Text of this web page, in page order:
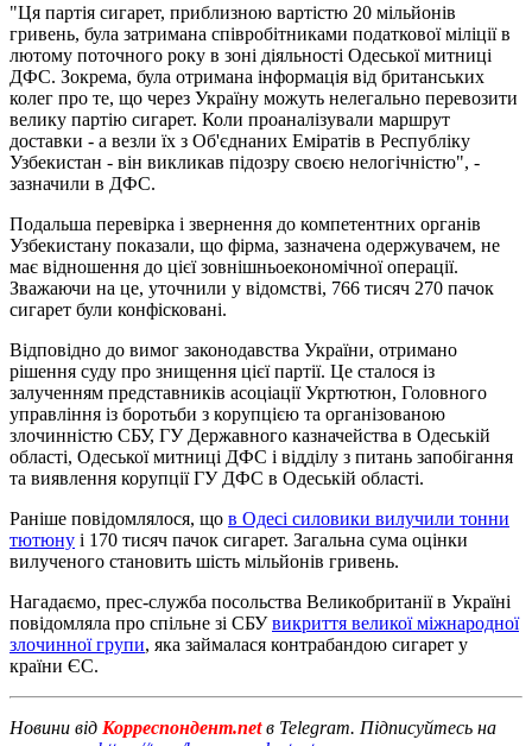
"Ця партія сигарет, приблизною вартістю 20 мільйонів
гривень, була затримана співробітниками податкової міліції в
лютому поточного року в зоні діяльності Одеської митниці
ДФС. Зокрема, була отримана інформація від британських
колег про те, що через Україну можуть нелегально перевозити
велику партію сигарет. Коли проаналізували маршрут
доставки - а везли їх з Об'єднаних Еміратів в Республіку
Узбекистан - він викликав підозру своєю нелогічністю", -
зазначили в ДФС.
Подальша перевірка і звернення до компетентних органів
Узбекистану показали, що фірма, зазначена одержувачем, не
має відношення до цієї зовнішньоекономічної операції.
Зважаючи на це, уточнили у відомстві, 766 тисяч 270 пачок
сигарет були конфісковані.
Відповідно до вимог законодавства України, отримано
рішення суду про знищення цієї партії. Це сталося із
залученням представників асоціації Укртютюн, Головного
управління із боротьби з корупцією та організованою
злочинністю СБУ, ГУ Державного казначейства в Одеській
області, Одеської митниці ДФС і відділу з питань запобігання
та виявлення корупції ГУ ДФС в Одеській області.
Раніше повідомлялося, що в Одесі силовики вилучили тонни
тютюну і 170 тисяч пачок сигарет. Загальна сума оцінки
вилученого становить шість мільйонів гривень.
Нагадаємо, прес-служба посольства Великобританії в Україні
повідомляла про спільне зі СБУвикриття великої міжнародної
злочинної групи, яка займалася контрабандою сигарет у
країни ЄС.
Новини від Корреспондент.netв Telegram. Підписуйтесь на